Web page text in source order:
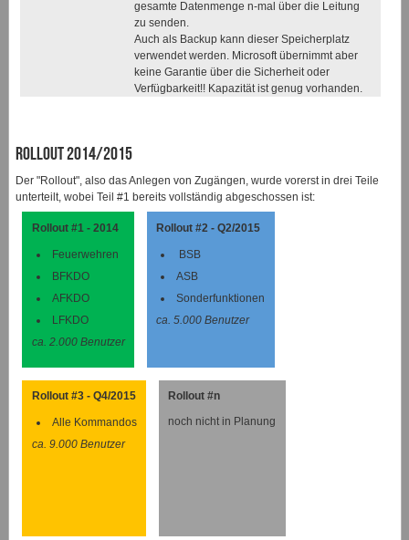
gesamte Datenmenge n-mal über die Leitung
zu senden.
Auch als Backup kann dieser Speicherplatz
verwendet werden. Microsoft übernimmt aber
keine Garantie über die Sicherheit oder
Verfügbarkeit!! Kapazität ist genug vorhanden.
Rollout 2014/2015
Der "Rollout", also das Anlegen von Zugängen, wurde vorerst in drei Teile
unterteilt, wobei Teil #1 bereits vollständig abgeschossen ist:
Rollout #1 - 2014
Feuerwehren
BFKDO
AFKDO
LFKDO
ca. 2.000 Benutzer
Rollout #2 - Q2/2015
BSB
ASB
Sonderfunktionen
ca. 5.000 Benutzer
Rollout #3 - Q4/2015
Alle Kommandos
ca. 9.000 Benutzer
Rollout #n
noch nicht in Planung